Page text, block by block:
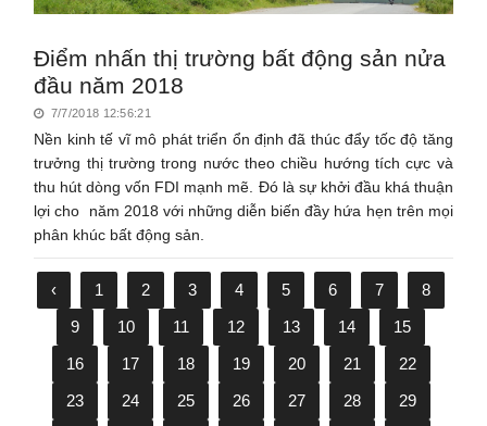
Điểm nhấn thị trường bất động sản nửa
đầu năm 2018
7/7/2018 12:56:21
Nền kinh tế vĩ mô phát triển ổn định đã thúc đẩy tốc độ tăng
trưởng thị trường trong nước theo chiều hướng tích cực và
thu hút dòng vốn FDI mạnh mẽ. Đó là sự khởi đầu khá thuận
lợi cho năm 2018 với những diễn biến đầy hứa hẹn trên mọi
phân khúc bất động sản.
‹ 1 2 3 4 5 6 7
8
9
10 11 12 13 14
15
16
17 18 19 20 21
22
23
24 25 26 27 28
29